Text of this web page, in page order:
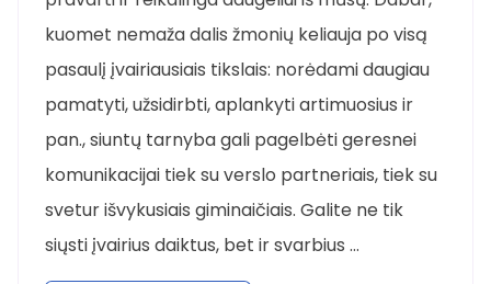
kuomet nemaža dalis žmonių keliauja po visą
pasaulį įvairiausiais tikslais: norėdami daugiau
pamatyti, užsidirbti, aplankyti artimuosius ir
pan., siuntų tarnyba gali pagelbėti geresnei
komunikacijai tiek su verslo partneriais, tiek su
svetur išvykusiais giminaičiais. Galite ne tik
siųsti įvairius daiktus, bet ir svarbius …